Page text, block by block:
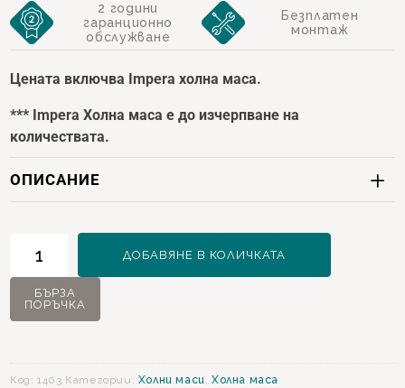
€ 229,00.
е:
€ 125,95.
2 години
гаранционно
обслужване
Безплатен
монтаж
Цената включва Impera холна маса.
*** Impera Холна маса е до изчерпване на
количествата.
ОПИСАНИЕ
Impera
Холна
ДОБАВЯНЕ В КОЛИЧКАТА
БЪРЗА
ПОРЪЧКА
Код:1403 Категории: Холни маси,Холна маса